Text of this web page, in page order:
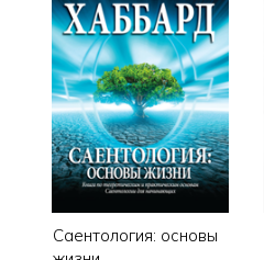
Саентология: основы